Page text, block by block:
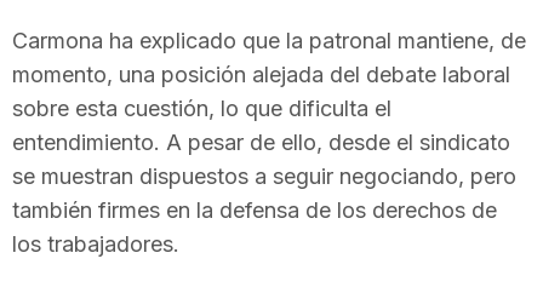
Carmona ha explicado que la patronal mantiene, de
momento, una posición alejada del debate laboral
sobre esta cuestión, lo que dificulta el
entendimiento. A pesar de ello, desde el sindicato
se muestran dispuestos a seguir negociando, pero
también firmes en la defensa de los derechos de
los trabajadores.